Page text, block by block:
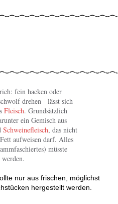
fein hacken oder
drehen - lässt sich
Fleisch. Grundsätzlich
ein Gemisch aus
Schweinefleisch, das nicht
aufweisen darf. Alles
müsste
nur aus frischen, möglichst
hergestellt werden.